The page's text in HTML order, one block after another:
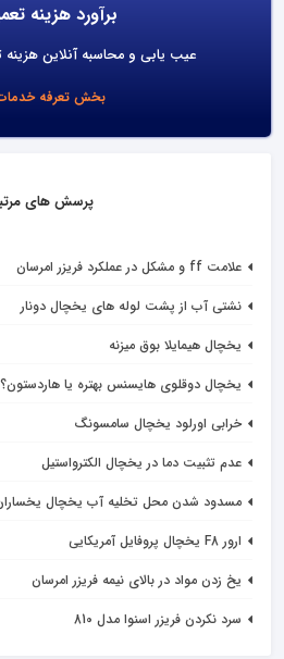
برآورد هزینه
عیب یابی و محاسبه آنلاین هزینه
بخش تعرفه
پرسش های
علامت ff و مشکل در عملکرد فریزر امرسان
نشتی آب از پشت لوله های یخچال دونار
یخچال هیمایلا بوق میزنه
یخچال دوقلوی هایسنس بهتره یا هاردستون؟
خرابی اورلود یخچال سامسونگ
عدم تثبیت دما در یخچال الکترواستیل
مسدود شدن محل تخلیه آب یخچال
ارور F8 یخچال پروفایل آمریکایی
یخ زدن مواد در بالای نیمه فریزر امرسان
سرد نکردن فریزر اسنوا مدل 810